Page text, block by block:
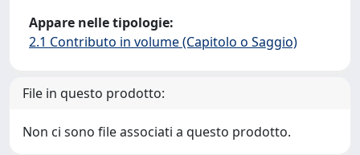
Appare nelle tipologie:
2.1 Contributo in volume (Capitolo o Saggio)
File in questo prodotto:
Non ci sono file associati a questo prodotto.